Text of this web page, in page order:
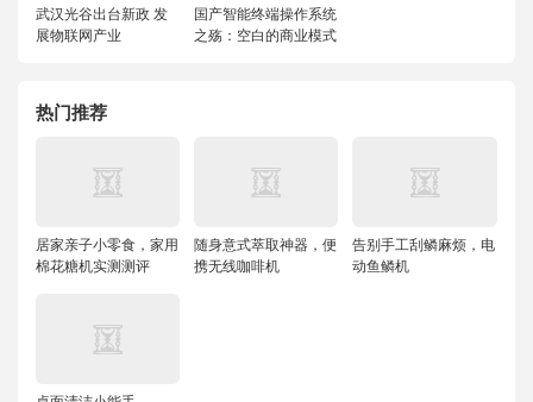
武汉光谷出台新政 发
展物联网产业
国产智能终端操作系统
之殇：空白的商业模式
热门推荐
居家亲子小零食，家用
棉花糖机实测测评
随身意式萃取神器，便
携无线咖啡机
告别手工刮鳞麻烦，电
动鱼鳞机